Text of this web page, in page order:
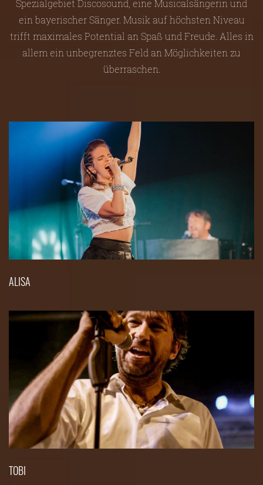
Spezialgebiet Discosound, eine Musicalsängerin und
ein bayerischer Sänger. Musik auf höchsten Niveau
trifft maximales Potential an Spaß und Freude. Alles in
allem ein unbegrenztes Feld an Möglichkeiten zu
überraschen.
ALISA
TOBI